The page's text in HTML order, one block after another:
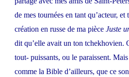
de mes tournées en tant qu’acteur,
création en russe de ma pièce Juste
dit qu’elle avait un ton tchekhovien.
tout- puissants, ou le paraissent.
comme la Bible d’ailleurs, que ce